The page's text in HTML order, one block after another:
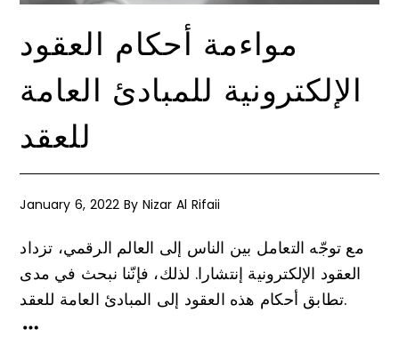
مواءمة أحكام العقود
الإلكترونية للمبادئ العامة
للعقد
January 6, 2022 By Nizar Al Rifaii
مع توجّه التعامل بين الناس إلى العالم الرقمي، تزداد
العقود الإلكترونية إنتشارا. لذلك، فإنّنا نبحث في مدى
تطابق أحكام هذه العقود إلى المبادئ العامة للعقد.